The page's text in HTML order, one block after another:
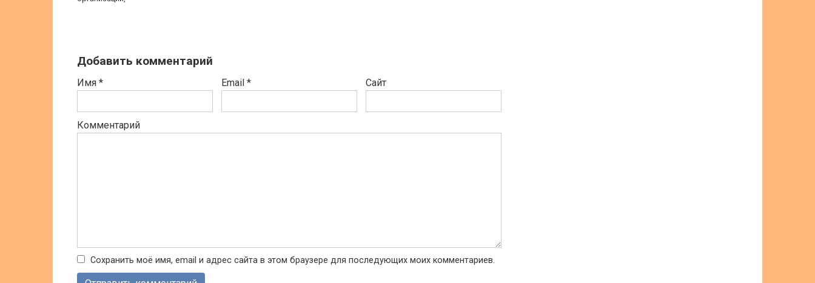
Добавить комментарий
Имя * Email * Сайт
Комментарий
Сохранить моё имя, email и адрес сайта в этом браузере для последующих моих комментариев.